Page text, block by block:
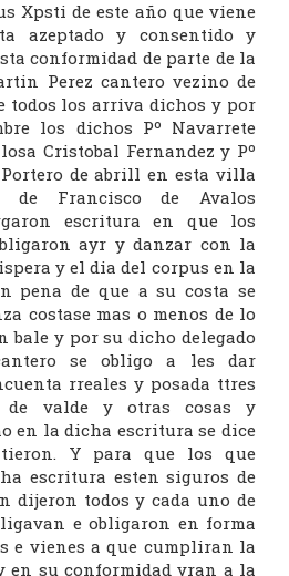
Xpsti de este año que viene
azeptado y consentido y
conformidad de parte de la
Perez cantero vezino de
todos los arriva dichos y por
los dichos Pº Navarrete
Cristobal Fernandez y Pº
de abrill en esta villa
de Francisco de Avalos
escritura en que los
ayr y danzar con la
y el dia del corpus en la
pena de que a su costa se
costase mas o menos de lo
bale y por su dicho delegado
se obligo a les dar
rreales y posada ttres
de valde y otras cosas y
en la dicha escritura se dice
Y para que los que
escritura esten siguros de
dijeron todos y cada uno de
e obligaron en forma
e vienes a que cumpliran la
en su conformidad yran a la